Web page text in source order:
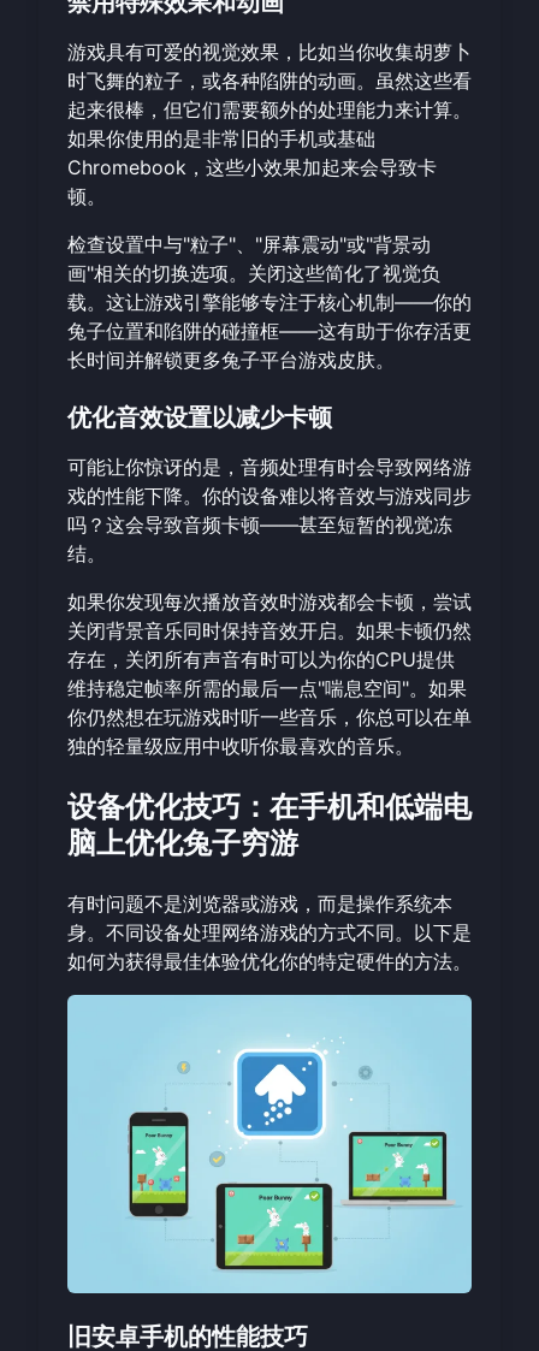
游戏具有可爱的视觉效果，比如当你收集胡萝卜
时飞舞的粒子，或各种陷阱的动画。虽然这些看
起来很棒，但它们需要额外的处理能力来计算。
如果你使用的是非常旧的手机或基础
Chromebook，这些小效果加起来会导致卡
顿。
检查设置中与"粒子"、"屏幕震动"或"背景动
画"相关的切换选项。关闭这些简化了视觉负
载。这让游戏引擎能够专注于核心机制——你的
兔子位置和陷阱的碰撞框——这有助于你存活更
长时间并解锁更多兔子平台游戏皮肤。
优化音效设置以减少卡顿
可能让你惊讶的是，音频处理有时会导致网络游
戏的性能下降。你的设备难以将音效与游戏同步
吗？这会导致音频卡顿——甚至短暂的视觉冻
结。
如果你发现每次播放音效时游戏都会卡顿，尝试
关闭背景音乐同时保持音效开启。如果卡顿仍然
存在，关闭所有声音有时可以为你的CPU提供
维持稳定帧率所需的最后一点"喘息空间"。如果
你仍然想在玩游戏时听一些音乐，你总可以在单
独的轻量级应用中收听你最喜欢的音乐。
设备优化技巧：在手机和低端电
脑上优化兔子穷游
有时问题不是浏览器或游戏，而是操作系统本
身。不同设备处理网络游戏的方式不同。以下是
如何为获得最佳体验优化你的特定硬件的方法。
旧安卓手机的性能技巧